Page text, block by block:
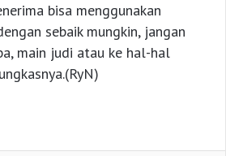
bisa menggunakan
sebaik mungkin, jangan
main judi atau ke hal-hal